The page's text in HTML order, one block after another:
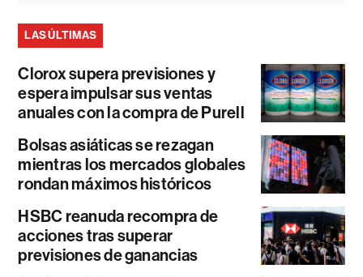
LAS ÚLTIMAS
Clorox supera previsiones y
espera impulsar sus ventas
anuales con la compra de Purell
Bolsas asiáticas se rezagan
mientras los mercados globales
rondan máximos históricos
HSBC reanuda recompra de
acciones tras superar
previsiones de ganancias